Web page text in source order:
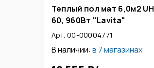
Теплый пол мат 6,0м2
60, 960Вт "Lavita"
Арт. 00-00004771
В наличии: в 7 магазинах